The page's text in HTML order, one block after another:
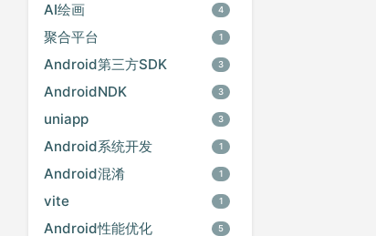
AI绘画 4
聚合平台 1
Android第三方SDK 3
AndroidNDK 3
uniapp 3
Android系统开发 1
Android混淆 1
vite 1
Android性能优化 5